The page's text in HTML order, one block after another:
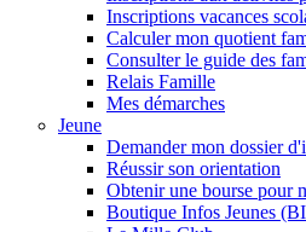
Inscriptions vacances
Calculer mon quotient
Consulter le guide des
Relais Famille
Mes démarches
Jeune
Demander mon dossier
Réussir son orientation
Obtenir une bourse pour
Boutique Infos Jeunes